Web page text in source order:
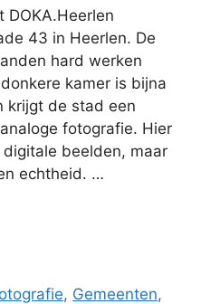
DOKA.Heerlen
43 in Heerlen. De
hard werken
kamer is bijna
krijgt de stad een
fotografie. Hier
beelden, maar
echtheid. …
, Gemeenten,